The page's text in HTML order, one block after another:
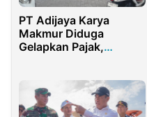
PT Adijaya Karya
Makmur Diduga
Gelapkan Pajak,